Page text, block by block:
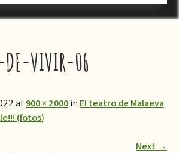
DE-VIVIR-06
at900 × 2000in El teatro de Malaeva
(fotos)
Next →